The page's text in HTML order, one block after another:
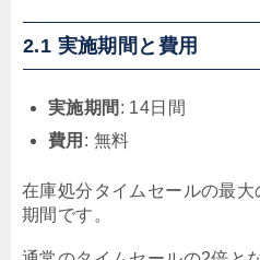
2.1 実施期間と費用
実施期間 : 14日間
費用 : 無料
在庫処分タイムセールの最
期間です。